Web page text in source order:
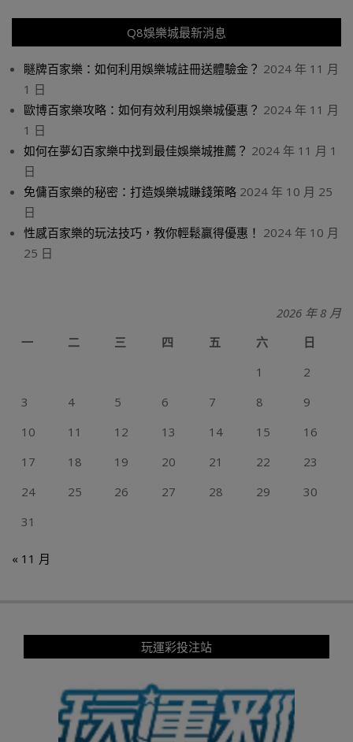
Q8娛樂城最新消息
瞇牌百家樂：如何利用娛樂城註冊送體驗金？ 2024 年 11 月
1 日
歐博百家樂攻略：如何有效利用娛樂城優惠？ 2024 年 11 月
1 日
如何在夢幻百家樂中找到最佳娛樂城推薦？ 2024 年 11 月 1
日
免傭百家樂的秘密：打造娛樂城賺錢策略 2024 年 10 月 25
日
性感百家樂的玩法技巧，教你輕鬆贏得優惠！ 2024 年 10 月
25 日
2026 年 8 月
一
二 三 四 五 六
日
1
2
3
4 5 6 7 8
9
10
11 12 13 14 15
16
17
18 19 20 21 22
23
24
25 26 27 28 29
30
31
« 11 月
玩運彩投注站